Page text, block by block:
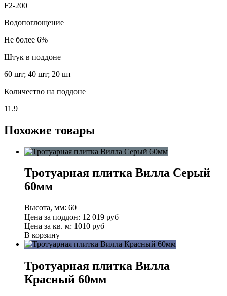
F2-200
Водопоглощение
Не более 6%
Штук в поддоне
60 шт; 40 шт; 20 шт
Количество на поддоне
11.9
Похожие товары
Тротуарная плитка Вилла Серый
60мм
Высота, мм: 60
Цена за поддон: 12 019 руб
Цена за кв. м: 1010 руб
В корзину
Тротуарная плитка Вилла
Красный 60мм